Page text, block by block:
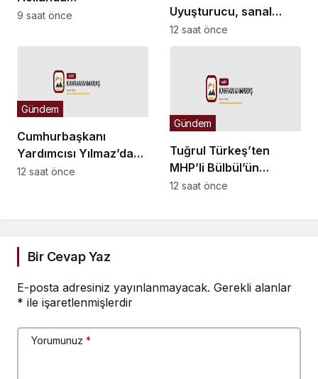
büyükelçilikleri ile BM
Temsilciliği’ne atama
9 saat önce
Uyuşturucu, sanal
bahis ve sokak
çeteleriyle
boyuta geçeceğiz
12 saat önce
Cumhurbaşkanı
Yardımcısı Yılmaz’dan
Demirtaş açıklaması:
Gündem
12 saat önce
Tuğrul Türkeş’ten
MHP’li Bülbül’ün
Ayyüce Türkeş Taş’a
Gündem
12 saat önce
Bir Cevap Yaz
E-posta adresiniz yayınlanmayacak. Gerekli alanlar
* ile işaretlenmişlerdir
Yorumunuz *